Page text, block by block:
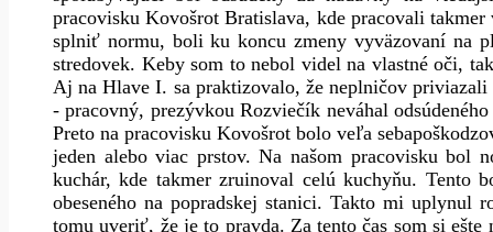
pracovisku Kovošrot Bratislava, kde pracovali
splniť normu, boli ku koncu zmeny vyväzovaní na
stredovek. Keby som to nebol videl na vlastné oči,
Aj na Hlave I. sa praktizovalo, že neplničov
- pracovný, prezývkou Rozviečík neváhal
Preto na pracovisku Kovošrot bolo veľa
jeden alebo viac prstov. Na našom pracovisku bol
kuchár, kde takmer zruinoval celú kuchyňu. Tento
obeseného na popradskej stanici. Takto mi
tomu uveriť, že je to pravda. Za tento čas som si